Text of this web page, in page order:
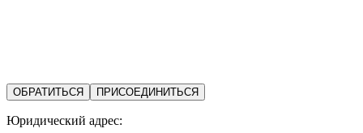
ОБРАТИТЬСЯ ПРИСОЕДИНИТЬСЯ
Юридический адрес: